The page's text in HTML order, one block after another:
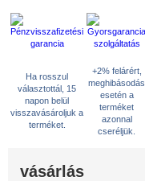
Ha rosszul
választottál, 15
napon belül
visszavásároljuk a
terméket.
+2% felárért,
meghibásodás
esetén a
terméket
azonnal
cseréljük.
vásárlás